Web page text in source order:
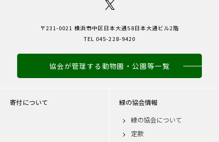
〒231-0021 横浜市中区日本大通58日本大通ビル2階
TEL 045-228-9420
協会が管理する動物園・公園等一覧
寄付について
緑の協会情報
緑の協会について
定款